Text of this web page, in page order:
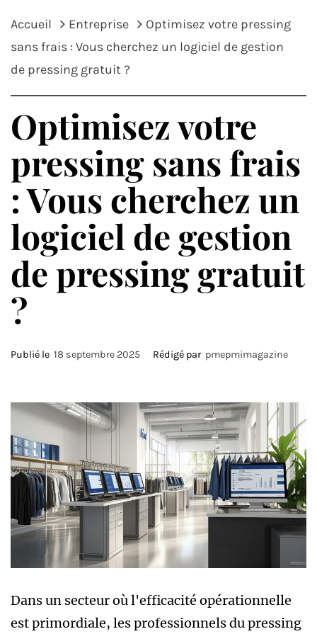
Accueil Entreprise
Optimisez votre pressing
sans frais : Vous cherchez un logiciel de gestion
de pressing gratuit ?
Optimisez votre
pressing sans frais
: Vous cherchez un
logiciel de gestion
de pressing gratuit
?
Publié le 18 septembre 2025 Rédigé par pmepmimagazine
Dans un secteur où l'efficacité opérationnelle
est primordiale, les professionnels du pressing